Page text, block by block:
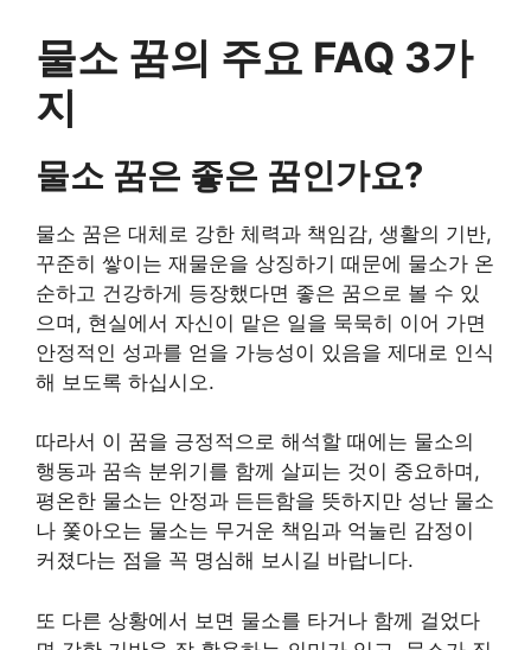
물소 꿈의 주요 FAQ 3가
지
물소 꿈은 좋은 꿈인가요?
물소 꿈은 대체로 강한 체력과 책임감, 생활의 기반,
꾸준히 쌓이는 재물운을 상징하기 때문에 물소가 온
순하고 건강하게 등장했다면 좋은 꿈으로 볼 수 있
으며, 현실에서 자신이 맡은 일을 묵묵히 이어 가면
안정적인 성과를 얻을 가능성이 있음을 제대로 인식
해 보도록 하십시오.
따라서 이 꿈을 긍정적으로 해석할 때에는 물소의
행동과 꿈속 분위기를 함께 살피는 것이 중요하며,
평온한 물소는 안정과 든든함을 뜻하지만 성난 물소
나 쫓아오는 물소는 무거운 책임과 억눌린 감정이
커졌다는 점을 꼭 명심해 보시길 바랍니다.
또 다른 상황에서 보면 물소를 타거나 함께 걸었다